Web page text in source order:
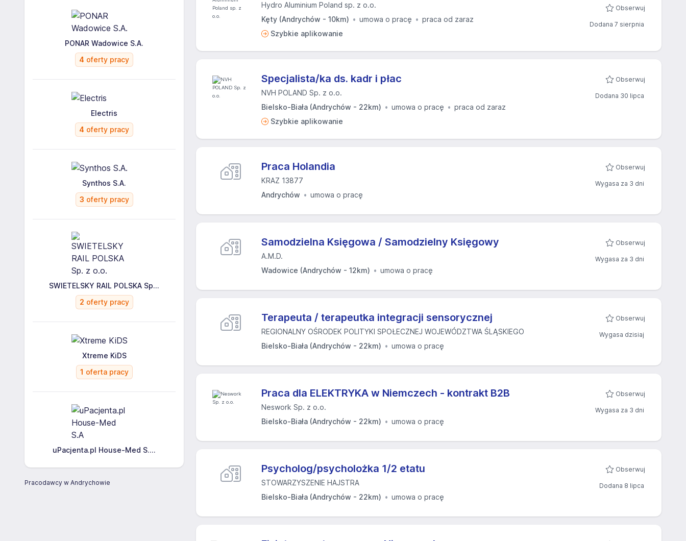
PONAR Wadowice S.A.
4 oferty pracy
Electris
4 oferty pracy
Synthos S.A.
3 oferty pracy
SWIETELSKY RAIL POLSKA Sp...
2 oferty pracy
Xtreme KiDS
1 oferta pracy
uPacjenta.pl House-Med S....
Pracodawcy w Andrychowie
Hydro Aluminium Poland sp. z o.o.
Kęty (Andrychów - 10km)
umowa o pracę
praca od zaraz
Szybkie aplikowanie
Obserwuj
Dodana 7 sierpnia
Specjalista/ka ds. kadr i płac
NVH POLAND Sp. z o.o.
Bielsko-Biała (Andrychów - 22km)
umowa o pracę
praca od zaraz
Szybkie aplikowanie
Obserwuj
Dodana 30 lipca
Praca Holandia
KRAZ 13877
Andrychów
umowa o pracę
Obserwuj
Wygasa za 3 dni
Samodzielna Księgowa / Samodzielny Księgowy
A.M.D.
Wadowice (Andrychów - 12km)
umowa o pracę
Obserwuj
Wygasa za 3 dni
Terapeuta / terapeutka integracji sensorycznej
REGIONALNY OŚRODEK POLITYKI SPOŁECZNEJ WOJEWÓDZTWA ŚLĄSKIEGO
Bielsko-Biała (Andrychów - 22km)
umowa o pracę
Obserwuj
Wygasa dzisiaj
Praca dla ELEKTRYKA w Niemczech - kontrakt B2B
Neswork Sp. z o.o.
Bielsko-Biała (Andrychów - 22km)
umowa o pracę
Obserwuj
Wygasa za 3 dni
Psycholog/psycholożka 1/2 etatu
STOWARZYSZENIE HAJSTRA
Bielsko-Biała (Andrychów - 22km)
umowa o pracę
Obserwuj
Dodana 8 lipca